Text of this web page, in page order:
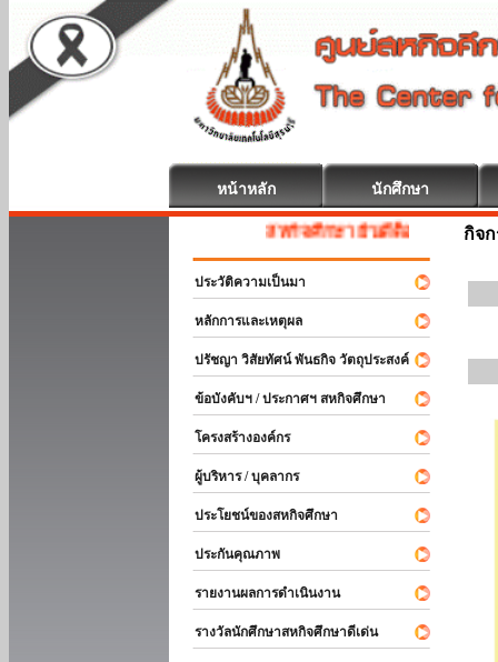
หน้าหลัก นักศึกษา
สหกิจศึกษา ยินดีต้อนรับ
ประวัติความเป็นมา
หลักการและเหตุผล
ปรัชญา วิสัยทัศน์ พันธกิจ วัตถุประสงค์
ข้อบังคับฯ / ประกาศฯ สหกิจศึกษา
โครงสร้างองค์กร
ผู้บริหาร / บุคลากร
ประโยชน์ของสหกิจศึกษา
ประกันคุณภาพ
รายงานผลการดำเนินงาน
รางวัลนักศึกษาสหกิจศึกษาดีเด่น
กิจ